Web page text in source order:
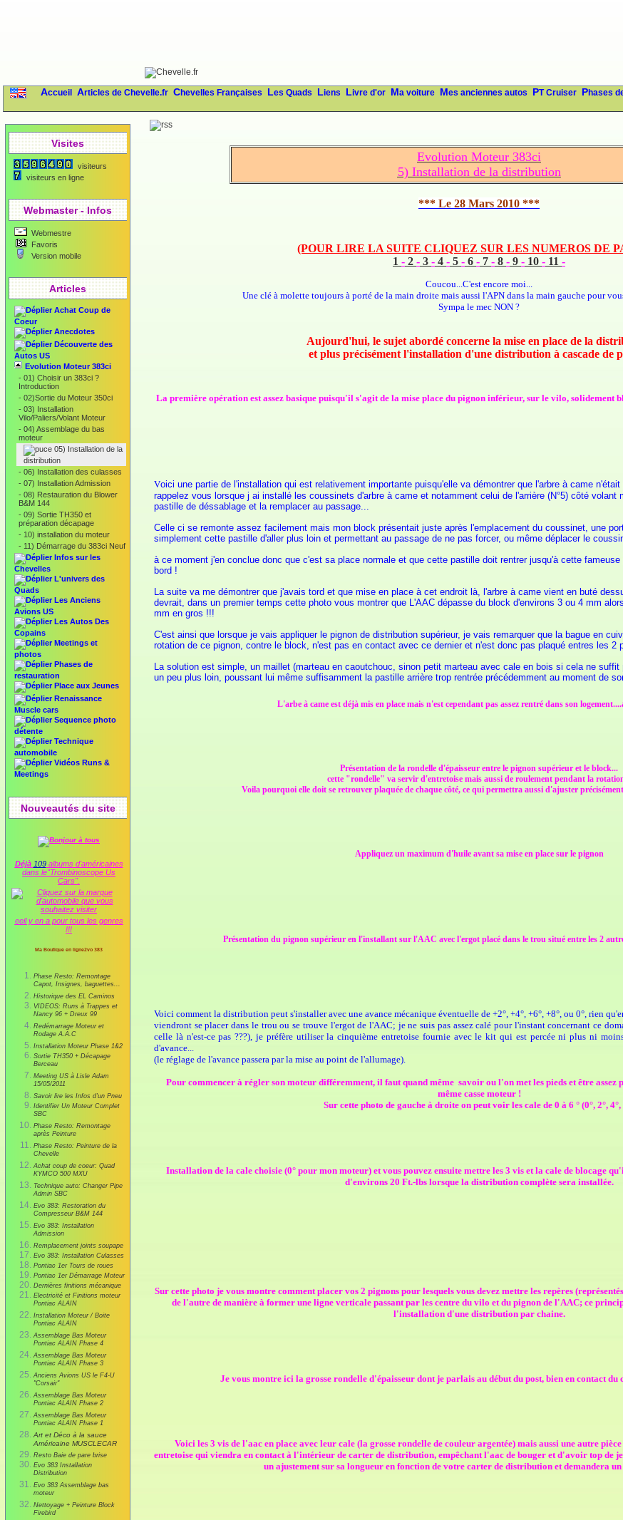
Accueil Articles de Chevelle.fr Chevelles Françaises Les Quads Liens Livre d'or Ma voiture Mes anciennes autos PT Cruiser Phases
Visites
visiteurs
visiteurs en ligne
Webmaster - Infos
Webmestre
Favoris
Version mobile
Articles
Achat Coup de
Coeur
Anecdotes
Découverte des
Autos US
Evolution Moteur 383ci
- 01) Choisir un 383ci ?
Introduction
- 02)Sortie du Moteur 350ci
- 03) Installation
Vilo/Paliers/Volant Moteur
- 04) Assemblage du bas
moteur
05) Installation de la
distribution
- 06) Installation des culasses
- 07) Installation Admission
- 08) Restauration du Blower
B&M 144
- 09) Sortie TH350 et
préparation décapage
- 10) installation du moteur
- 11) Démarrage du 383ci Neuf
Infos sur les
Chevelles
L'univers des
Quads
Les Anciens
Avions US
Les Autos Des
Copains
Meetings et
photos
Phases de
restauration
Place aux Jeunes
Renaissance
Muscle cars
Sequence photo
détente
Technique
automobile
Vidéos Runs &
Meetings
Nouveautés du site
Déjà 109albums d'américaines
dans le"Trombinoscope Us
Cars".
eeil y en a pour tous les genres
!!!
Ma Boutique en ligne2vo 383
Phase Resto: Remontage
Capot, Insignes, baguettes...
Historique des EL Caminos
VIDEOS: Runs à Trappes et
Nancy 96 + Dreux 99
Redémarrage Moteur et
Rodage A.A.C
Installation Moteur Phase 1&2
Sortie TH350 + Décapage
Berceau
Meeting US à Lisle Adam
15/05/2011
Savoir lire les Infos d'un Pneu
Identifier Un Moteur Complet
SBC
Phase Resto: Remontage
après Peinture
Phase Resto: Peinture de la
Chevelle
Achat coup de coeur: Quad
KYMCO 500 MXU
Technique auto: Changer Pipe
Admin SBC
Evo 383: Restoration du
Compresseur B&M 144
Evo 383: Installation
Admission
Remplacement joints soupape
Evo 383: Installation Culasses
Pontiac 1er Tours de roues
Pontiac 1er Démarrage Moteur
Dernières finitions mécanique
Electricité et Finitions moteur
Pontiac ALAIN
Installation Moteur / Boite
Pontiac ALAIN
Assemblage Bas Moteur
Pontiac ALAIN Phase 4
Assemblage Bas Moteur
Pontiac ALAIN Phase 3
Anciens Avions US le F4-U
"Corsair"
Assemblage Bas Moteur
Pontiac ALAIN Phase 2
Assemblage Bas Moteur
Pontiac ALAIN Phase 1
Art et Déco à la sauce
Américaine MUSCLECAR
Resto Baie de pare brise
Evo 383 Installation
Distribution
Evo 383 Assemblage bas
moteur
Nettoyage + Peinture Block
Firebird
Evolution Moteur 383ci
5) Installation de la distribution
*** Le 28 Mars 2010 ***
(POUR LIRE LA SUITE CLIQUEZ SUR LES NUMEROS DE
1 - 2 - 3 - 4 - 5 - 6 - 7 - 8 - 9 - 10 - 11 -
Coucou...C'est encore moi...
Une clé à molette toujours à porté de la main droite mais aussi l'APN dans la main gauche pour
Sympa le mec NON ?
Aujourd'hui, le sujet abordé concerne la mise en place de la
et plus précisément l'installation d'une distribution à cascade de
La première opération est assez basique puisqu'il s'agit de la mise place du pignon inférieur, sur le vilo,
Voici une partie de l'installation qui est relativement importante puisqu'elle va démontrer que l'arbre à came
rappelez vous lorsque j ai installé les coussinets d'arbre à came et notamment celui de l'arrière (N°5) côté volant
pastille de déssablage et la remplacer au passage...
Celle ci se remonte assez facilement mais mon block présentait juste après l'emplacement du coussinet, une
simplement cette pastille d'aller plus loin et permettant au passage de ne pas forcer, ou même déplacer le
à ce moment j'en conclue donc que c'est sa place normale et que cette pastille doit rentrer jusqu'à cette
bord !
La suite va me démontrer que j'avais tord et que mise en place à cet endroit là, l'arbre à came vient en buté
devrait, dans un premier temps cette photo vous montrer que L'AAC dépasse du block d'environs 3 ou 4 mm
mm en gros !!!
C'est ainsi que lorsque je vais appliquer le pignon de distribution supérieur, je vais remarquer que la bague en
rotation de ce pignon, contre le block, n'est pas en contact avec ce dernier et n'est donc pas plaqué entres les 2
La solution est simple, un maillet (marteau en caoutchouc, sinon petit marteau avec cale en bois si cela ne
un peu plus loin, poussant lui même suffisamment la pastille arrière trop rentrée précédemment au moment de
L'arbe à came est déjà mis en place mais n'est cependant pas assez rentré dans son
Présentation de la rondelle d'épaisseur entre le pignon supérieur et le block...
cette "rondelle" va servir d'entretoise mais aussi de roulement pendant la
Voila pourquoi elle doit se retrouver plaquée de chaque côté, ce qui permettra aussi d'ajuster
Appliquez un maximum d'huile avant sa mise en place sur le pignon
Présentation du pignon supérieur en l'installant sur l'AAC avec l'ergot placé dans le trou situé entre les 2
Voici comment la distribution peut s'installer avec une avance mécanique éventuelle de +2°, +4°, +6°, +8°, ou 0°, rien
viendront se placer dans le trou ou se trouve l'ergot de l'AAC; je ne suis pas assez calé pour l'instant concernant ce
celle là n'est-ce pas ???), je préfère utiliser la cinquième entretoise fournie avec le kit qui est percée ni plus ni
d'avance...
(le réglage de l'avance passera par la mise au point de l'allumage).
Pour commencer à régler son moteur différemment, il faut quand même savoir ou l'on met les pieds et être assez
même casse moteur !
Sur cette photo de gauche à droite on peut voir les cale de 0 à 6 ° (0°, 2°, 4°,
Installation de la cale choisie (0° pour mon moteur) et vous pouvez ensuite mettre les 3 vis et la cale de blocage
d'environs 20 Ft.-lbs lorsque la distribution complète sera installée.
Sur cette photo je vous montre comment placer vos 2 pignons pour lesquels vous devez mettre les repères
de l'autre de manière à former une ligne verticale passant par les centre du vilo et du pignon de l'AAC; ce
l'installation d'une distribution par chaine.
Je vous montre ici la grosse rondelle d'épaisseur dont je parlais au début du post, bien en contact du
Voici les 3 vis de l'aac en place avec leur cale (la grosse rondelle de couleur argentée) mais aussi une autre
entretoise qui viendra en contact à l'intérieur de carter de distribution, empêchant l'aac de bouger et d'avoir top de
un ajustement sur sa longueur en fonction de votre carter de distribution et demandera